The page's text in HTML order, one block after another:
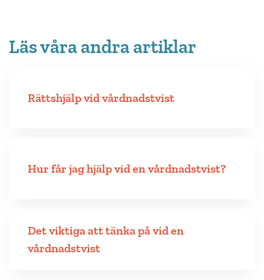
Läs våra andra artiklar
Rättshjälp vid vårdnadstvist
Hur får jag hjälp vid en vårdnadstvist?
Det viktiga att tänka på vid en
vårdnadstvist